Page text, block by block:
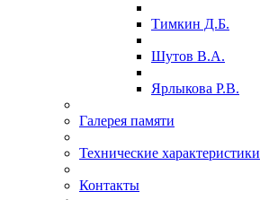
Тимкин Д.Б.
Шутов В.А.
Ярлыкова Р.В.
Галерея памяти
Технические характеристики
Контакты